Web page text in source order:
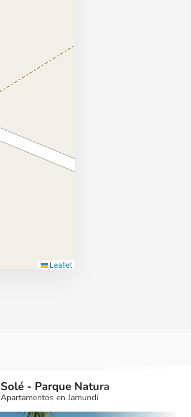
Leaflet
Solé - Parque Natura
Apartamentos en Jamundí